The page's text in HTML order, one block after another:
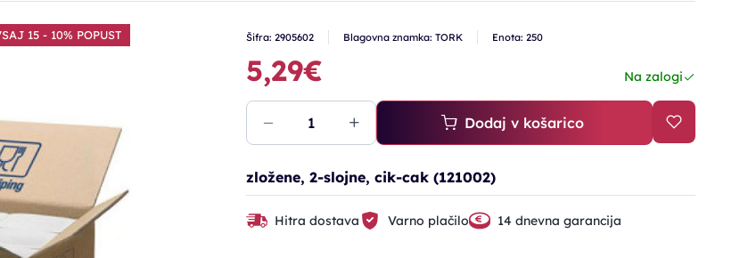
15 - 10% POPUST Šifra: 2905602 Blagovna znamka: TORK Enota: 250
5,29€ Na zalogi
Dodaj v košarico
zložene, 2-slojne, cik-cak (121002)
Hitra dostava Varno plačilo 14 dnevna garancija